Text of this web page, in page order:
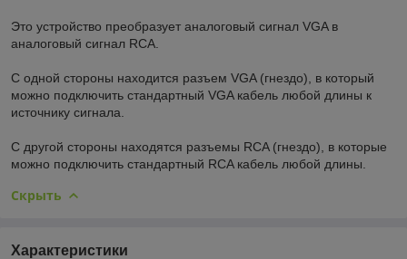
Это устройство преобразует аналоговый сигнал VGA в
аналоговый сигнал RCA.
С одной стороны находится разъем VGA (гнездо), в который
можно подключить стандартный VGA кабель любой длины к
источнику сигнала.
С другой стороны находятся разъемы RCA (гнездо), в которые
можно подключить стандартный RCA кабель любой длины.
Скрыть
Характеристики